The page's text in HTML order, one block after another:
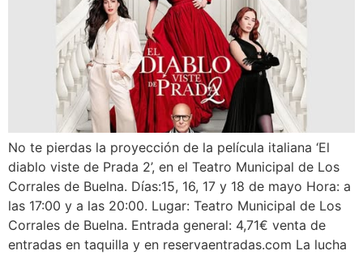
No te pierdas la proyección de la película italiana ‘El
diablo viste de Prada 2’, en el Teatro Municipal de Los
Corrales de Buelna. Días:15, 16, 17 y 18 de mayo Hora: a
las 17:00 y a las 20:00. Lugar: Teatro Municipal de Los
Corrales de Buelna. Entrada general: 4,71€ venta de
entradas en taquilla y en reservaentradas.com La lucha